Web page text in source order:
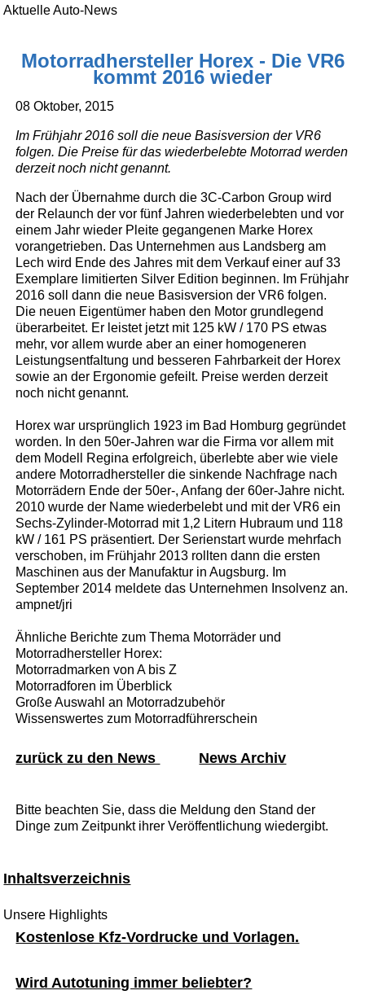
Aktuelle Auto-News
Motorradhersteller Horex - Die VR6
kommt 2016 wieder
08 Oktober, 2015
Im Frühjahr 2016 soll die neue Basisversion der VR6
folgen. Die Preise für das wiederbelebte Motorrad werden
derzeit noch nicht genannt.
Nach der Übernahme durch die 3C-Carbon Group wird
der Relaunch der vor fünf Jahren wiederbelebten und vor
einem Jahr wieder Pleite gegangenen Marke Horex
vorangetrieben. Das Unternehmen aus Landsberg am
Lech wird Ende des Jahres mit dem Verkauf einer auf 33
Exemplare limitierten Silver Edition beginnen. Im Frühjahr
2016 soll dann die neue Basisversion der VR6 folgen.
Die neuen Eigentümer haben den Motor grundlegend
überarbeitet. Er leistet jetzt mit 125 kW / 170 PS etwas
mehr, vor allem wurde aber an einer homogeneren
Leistungsentfaltung und besseren Fahrbarkeit der Horex
sowie an der Ergonomie gefeilt. Preise werden derzeit
noch nicht genannt.
Horex war ursprünglich 1923 im Bad Homburg gegründet
worden. In den 50er-Jahren war die Firma vor allem mit
dem Modell Regina erfolgreich, überlebte aber wie viele
andere Motorradhersteller die sinkende Nachfrage nach
Motorrädern Ende der 50er-, Anfang der 60er-Jahre nicht.
2010 wurde der Name wiederbelebt und mit der VR6 ein
Sechs-Zylinder-Motorrad mit 1,2 Litern Hubraum und 118
kW / 161 PS präsentiert. Der Serienstart wurde mehrfach
verschoben, im Frühjahr 2013 rollten dann die ersten
Maschinen aus der Manufaktur in Augsburg. Im
September 2014 meldete das Unternehmen Insolvenz an.
ampnet/jri
Ähnliche Berichte zum Thema Motorräder und
Motorradhersteller Horex:
Motorradmarken von A bis Z
Motorradforen im Überblick
Große Auswahl an Motorradzubehör
Wissenswertes zum Motorradführerschein
zurück zu den News News Archiv
Bitte beachten Sie, dass die Meldung den Stand der
Dinge zum Zeitpunkt ihrer Veröffentlichung wiedergibt.
Inhaltsverzeichnis
Unsere Highlights
Kostenlose Kfz-Vordrucke und Vorlagen.
Wird Autotuning immer beliebter?